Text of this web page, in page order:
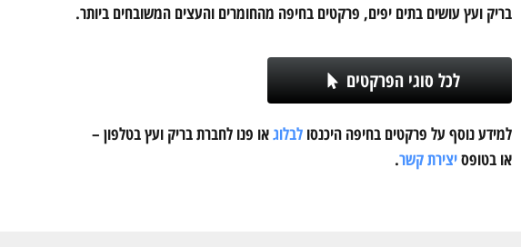
בריק ועץ עושים בתים יפים, פרקטים בחיפה מהחומרים והעצים המשובחים ביותר.
לכל סוגי הפרקטים
למידע נוסף על פרקטים בחיפה היכנסו לבלוגאו פנו לחברת בריק ועץ בטלפון –
או בטופסיצירת קשר.